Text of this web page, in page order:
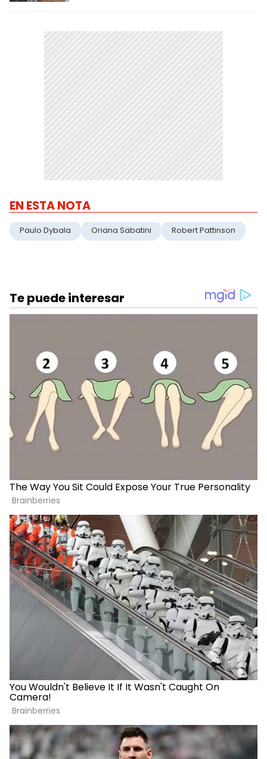
EN ESTA NOTA
Paulo Dybala Oriana Sabatini Robert Pattinson